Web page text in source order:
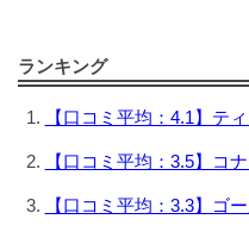
ランキング
【口コミ平均：4.1】テ
【口コミ平均：3.5】コ
【口コミ平均：3.3】ゴ